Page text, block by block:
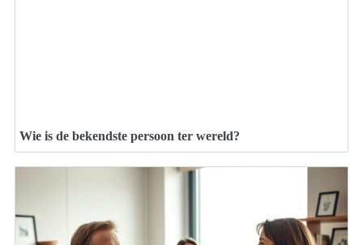
Wie is de bekendste persoon ter wereld?